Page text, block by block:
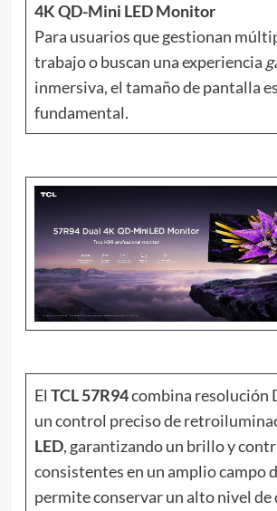
4K QD-Mini LED Monitor
Para usuarios que gestionan
trabajo o buscan una experiencia
inmersiva, el tamaño de pantalla es
fundamental.
El TCL 57R94combina resolución
un control preciso de
LED, garantizando un brillo y
consistentes en un amplio campo
permite conservar un alto nivel